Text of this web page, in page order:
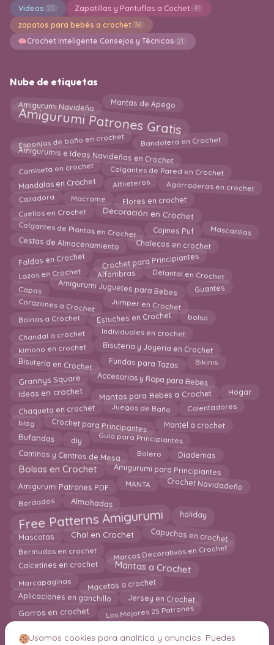
Videos 20 Zapatillas y Pantuflas a Cochet 41
zapatos para bebés a crochet 36
Crochet Inteligente Consejos y Técnicas 21
Nube de etiquetas
Amigurumi Navideño Mantas de Apego
Amigurumi Patrones Gratis
Esponjas de baño en crochet Bandolera en Crochet
Amigurumis e Ideas Navideñas en Crochet
Camiseta en crochet Colgantes de Pared en Crochet
Mandalas en Crochet Alfileteros Agarraderas en crochet
Cazadora Macrame Flores en crochet
Cuellos en Crochet Decoración en Crochet
Colgantes de Plantas en Crochet Cojines Puf Mascarillas
Cestas de Almacenamiento Chalecos en crochet
Faldas en Crochet Crochet para Principiantes
Lazos en Crochet Alfombras Delantal en Crochet
Capas Amigurumi Juguetes para Bebes Guantes
Corazones a Crochet Jumper en Crochet
Boinas a Crochet Estuches en Crochet bolso
Chandal a crochet Individuales en crochet
kimono en crochet Bisuteria y Joyeria en Crochet
Bisutería en Crochet Fundas para Tazas Bikinis
Grannys Square Accesorios y Ropa para Bebes
Ideas en crochet Mantas para Bebes a Crochet Hogar
Chaqueta en crochet Juegos de Baño Calentadores
blog Crochet para Principantes Mantel a crochet
Bufandas diy Guía para Principiantes
Caminos y Centros de Mesa Bolero Diademas
Bolsas en Crochet Amigurumi para Principiantes
Amigurumi Patrones PDF MANTA Crochet Navidadeño
Bordados Almohadas
Free Patterns Amigurumi holiday
Mascotas Chal en Crochet Capuchas en crochet
Bermudas en crochet Marcos Decorativos en Crochet
Calcetines en crochet Mantas a Crochet
Marcapaginas Macetas a crochet
Aplicaciones en ganchillo Jersey en Crochet
Gorros en crochet Los Mejores 25 Patrones
Usamos cookies para analítica y anuncios. Puedes